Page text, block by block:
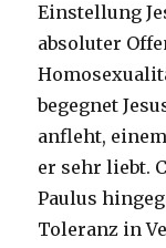
Einstellung
absoluter
begegnet
anfleht,
er sehr liebt.
Paulus
Toleranz in